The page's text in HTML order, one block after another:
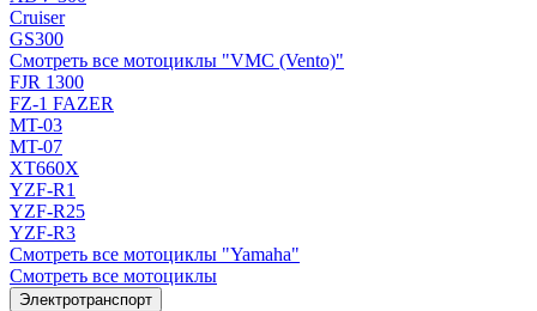
Cruiser
GS300
Смотреть все мотоциклы "VMC (Vento)"
FJR 1300
FZ-1 FAZER
MT-03
MT-07
XT660X
YZF-R1
YZF-R25
YZF-R3
Смотреть все мотоциклы "Yamaha"
Смотреть все мотоциклы
Электротранспорт